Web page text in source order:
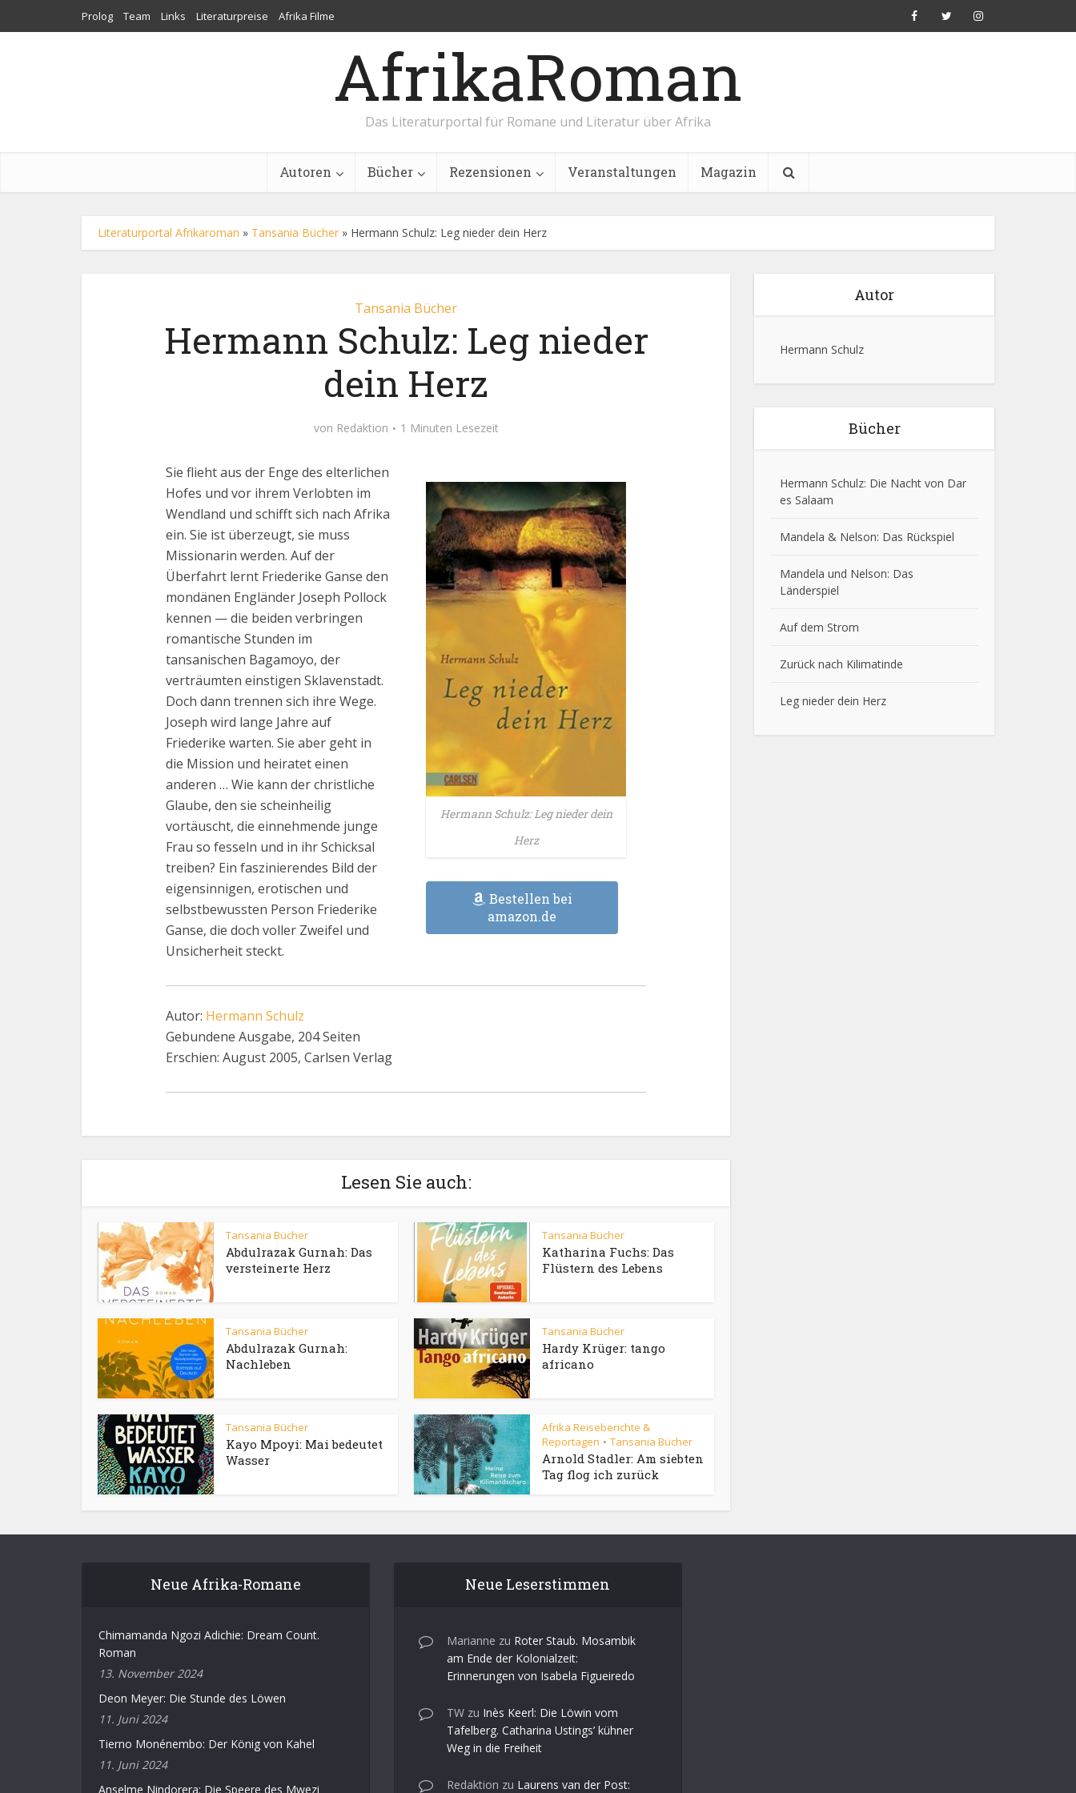
Prolog Team Links Literaturpreise Afrika Filme
AfrikaRoman
Das Literaturportal für Romane und Literatur über Afrika
Autoren Bücher Rezensionen Veranstaltungen Magazin
Literaturportal Afrikaroman » Tansania Bücher » Hermann Schulz: Leg nieder dein Herz
Tansania Bücher
Hermann Schulz: Leg nieder
dein Herz
von Redaktion 1 Minuten Lesezeit
Hermann Schulz: Leg nieder dein
Herz
Bestellen bei
amazon.de
Sie flieht aus der Enge des elterlichen
Hofes und vor ihrem Verlobten im
Wendland und schifft sich nach Afrika
ein. Sie ist überzeugt, sie muss
Missionarin werden. Auf der
Überfahrt lernt Friederike Ganse den
mondänen Engländer Joseph Pollock
kennen — die beiden verbringen
romantische Stunden im
tansanischen Bagamoyo, der
verträumten einstigen Sklavenstadt.
Doch dann trennen sich ihre Wege.
Joseph wird lange Jahre auf
Friederike warten. Sie aber geht in
die Mission und heiratet einen
anderen … Wie kann der christliche
Glaube, den sie scheinheilig
vortäuscht, die einnehmende junge
Frau so fesseln und in ihr Schicksal
treiben? Ein faszinierendes Bild der
eigensinnigen, erotischen und
selbstbewussten Person Friederike
Ganse, die doch voller Zweifel und
Unsicherheit steckt.
Autor: Hermann Schulz
Gebundene Ausgabe, 204 Seiten
Erschien: August 2005, Carlsen Verlag
Lesen Sie auch:
Tansania Bücher
Abdulrazak Gurnah: Das
versteinerte Herz
Tansania Bücher
Katharina Fuchs: Das
Flüstern des Lebens
Tansania Bücher
Abdulrazak Gurnah:
Nachleben
Tansania Bücher
Hardy Krüger: tango
africano
Tansania Bücher
Kayo Mpoyi: Mai bedeutet
Wasser
Afrika Reiseberichte &
Reportagen • Tansania Bücher
Arnold Stadler: Am siebten
Tag flog ich zurück
Autor
Hermann Schulz
Bücher
Hermann Schulz: Die Nacht von Dar
es Salaam
Mandela & Nelson: Das Rückspiel
Mandela und Nelson: Das
Länderspiel
Auf dem Strom
Zurück nach Kilimatinde
Leg nieder dein Herz
Neue Afrika-Romane
Chimamanda Ngozi Adichie: Dream Count.
Roman
13. November 2024
Deon Meyer: Die Stunde des Löwen
11. Juni 2024
Tierno Monénembo: Der König von Kahel
11. Juni 2024
Anselme Nindorera: Die Speere des Mwezi
Neue Leserstimmen
Marianne zu Roter Staub. Mosambik
am Ende der Kolonialzeit:
Erinnerungen von Isabela Figueiredo
TWzu Inès Keerl: Die Löwin vom
Tafelberg. Catharina Ustings’ kühner
Weg in die Freiheit
Redaktion zu Laurens van der Post: